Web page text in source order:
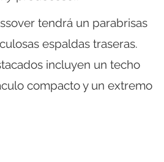
tendrá un parabrisas
espaldas traseras.
incluyen un techo
compacto y un extremo